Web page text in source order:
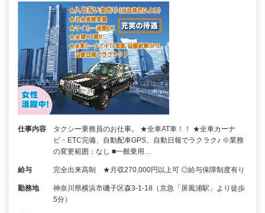
仕事内容
タクシー乗務員のお仕事。 ★全車AT車！！ ★全車カーナ
ビ・ETC完備、自動配車GPS、自動日報でラクラク♪ ※業務
の変更範囲：なし ■一般乗用…
給与 完全出来高制 ★月収270,000円以上可 ◎給与保障制度有り
勤務地
神奈川県横浜市磯子区森3-1-18（京急「屏風浦駅」より徒歩
5分）